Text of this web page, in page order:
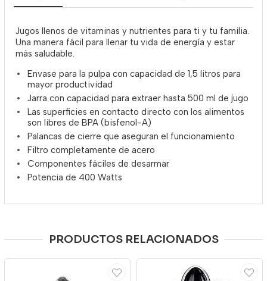
Jugos llenos de vitaminas y nutrientes para ti y tu familia.
Una manera fácil para llenar tu vida de energía y estar
más saludable.
Envase para la pulpa con capacidad de 1,5 litros para
mayor productividad
Jarra con capacidad para extraer hasta 500 ml de jugo
Las superficies en contacto directo con los alimentos
son libres de BPA (bisfenol-A)
Palancas de cierre que aseguran el funcionamiento
Filtro completamente de acero
Componentes fáciles de desarmar
Potencia de 400 Watts
PRODUCTOS RELACIONADOS